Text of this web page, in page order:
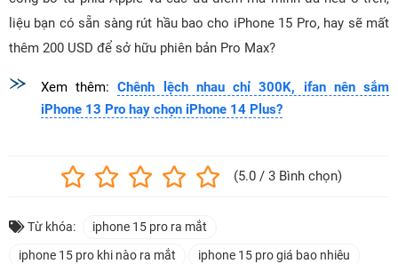
liệu bạn có sẵn sàng rút hầu bao cho iPhone 15 Pro, hay sẽ mất
thêm 200 USD để sở hữu phiên bản Pro Max?
Xem thêm:Chênh lệch nhau chỉ 300K, ifan nên sắm
iPhone 13 Pro hay chọn iPhone 14 Plus?
(5.0 / 3 Bình chọn)
Từ khóa:
iphone 15 pro ra mắt
iphone 15 pro khi nào ra mắt
iphone 15 pro giá bao nhiêu